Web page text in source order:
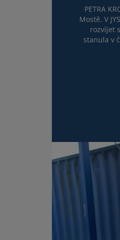
PETRA
Mostě. V
rozvíjet
stanula v